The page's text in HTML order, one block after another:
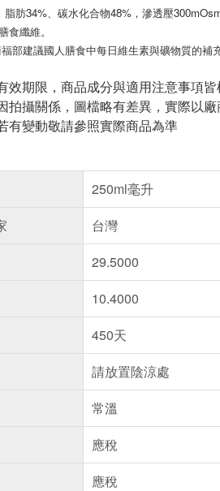
肪34%、碳水化合物48%，滲透壓
食纖維。
部建議國人膳食中每日維生素與礦物質的補
效期限，商品成分與適用注意事項
拍攝關係，圖檔略有差異，實際以
有變動敬請參照實際商品為準
250ml毫升
台灣
29.5000
10.4000
450天
請放置陰涼處
常溫
應稅
應稅